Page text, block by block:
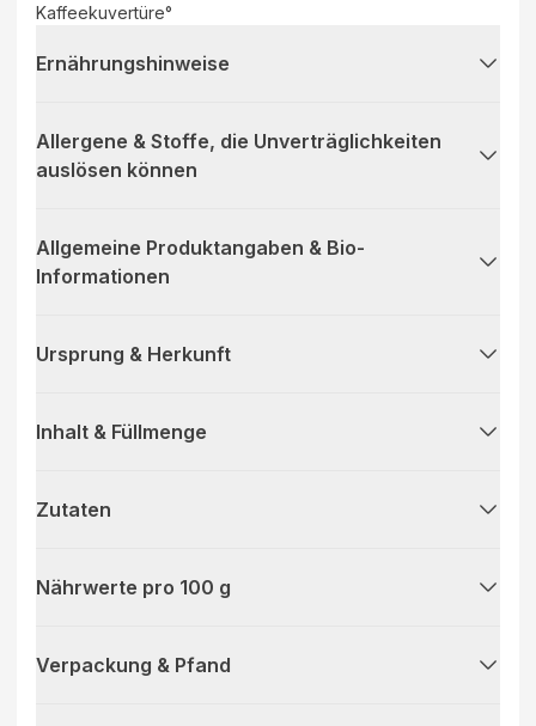
Kaffeekuvertüre°
Ernährungshinweise
Allergene & Stoffe, die Unverträglichkeiten
auslösen können
Allgemeine Produktangaben & Bio-
Informationen
Ursprung & Herkunft
Inhalt & Füllmenge
Zutaten
Nährwerte pro 100 g
Verpackung & Pfand